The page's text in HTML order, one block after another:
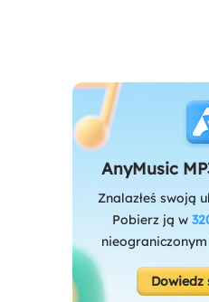
AnyMusic
Znalazłeś swoją
Pobierz ją w
Dowiedz